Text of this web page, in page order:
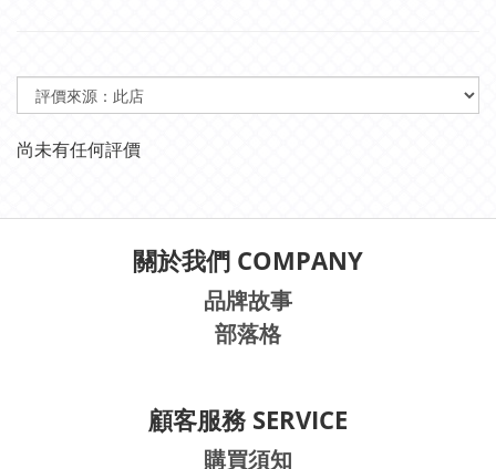
尚未有任何評價
關於我們 COMPANY
品牌故事
部落格
顧客服務 SERVICE
購買須知